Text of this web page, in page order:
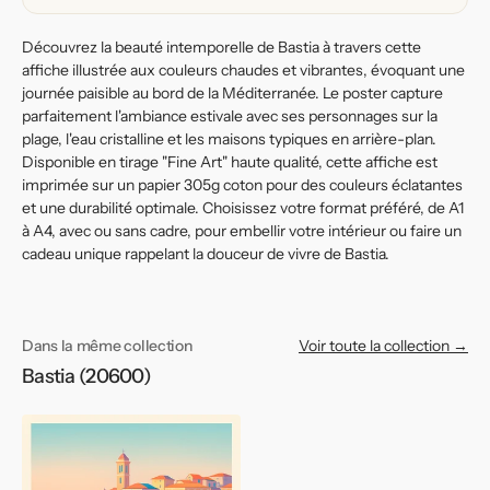
Découvrez la beauté intemporelle de Bastia à travers cette
affiche illustrée aux couleurs chaudes et vibrantes, évoquant une
journée paisible au bord de la Méditerranée. Le poster capture
parfaitement l'ambiance estivale avec ses personnages sur la
plage, l'eau cristalline et les maisons typiques en arrière-plan.
Disponible en tirage "Fine Art" haute qualité, cette affiche est
imprimée sur un papier 305g coton pour des couleurs éclatantes
et une durabilité optimale. Choisissez votre format préféré, de A1
à A4, avec ou sans cadre, pour embellir votre intérieur ou faire un
cadeau unique rappelant la douceur de vivre de Bastia.
Dans la même collection
Bastia (20600)
Voir toute la collection →
Affiche
de
Bastia